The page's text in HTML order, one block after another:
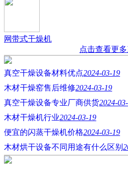
网带式干燥机
点击查看更
真空干燥设备材料优点2024-03-19
木材干燥窑售后维修2024-03-19
真空干燥设备专业厂商供货2024-
木材干燥机行业2024-03-19
便宜的闪蒸干燥机价格2024-03-19
木材烘干设备不同用途有什么区别